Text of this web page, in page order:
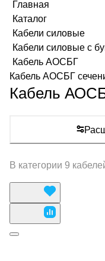
Главная
Каталог
Кабели силовые
Кабели силовые с
Кабель АОСБГ
Кабель АОСБГ
Кабель
В категории 9